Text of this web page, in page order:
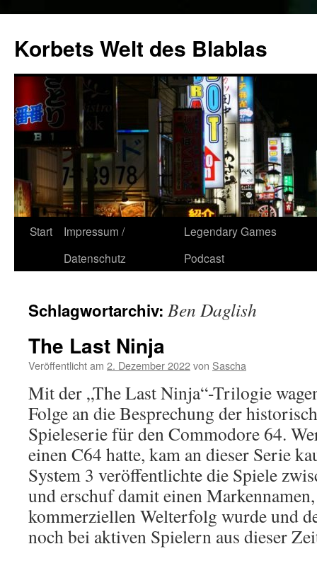
springen
Korbets Welt des Blablas
Start
Impressum /
Datenschutz
Legendary Games
Podcast
Schlagwortarchiv: Ben Daglish
The Last Ninja
Veröffentlicht am 2. Dezember 2022von Sascha
Mit der „The Last Ninja“-Trilogie
Folge an die Besprechung der
Spieleserie für den Commodore 64.
einen C64 hatte, kam an dieser Serie
System 3 veröffentlichte die Spiele
und erschuf damit einen
kommerziellen Welterfolg wurde und
noch bei aktiven Spielern aus dieser